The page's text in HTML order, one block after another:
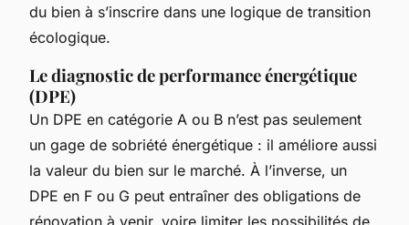
du bien à s’inscrire dans une logique de transition
écologique.
Le diagnostic de performance énergétique
(DPE)
Un DPE en catégorie A ou B n’est pas seulement
un gage de sobriété énergétique : il améliore aussi
la valeur du bien sur le marché. À l’inverse, un
DPE en F ou G peut entraîner des obligations de